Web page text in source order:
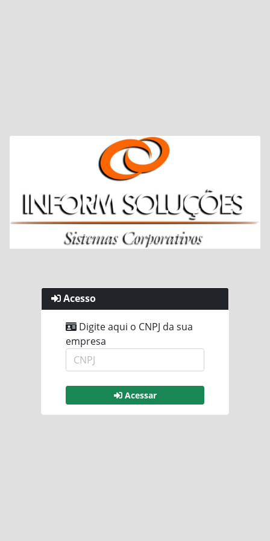
Acesso
Digite aqui o CNPJ da sua
empresa
Acessar